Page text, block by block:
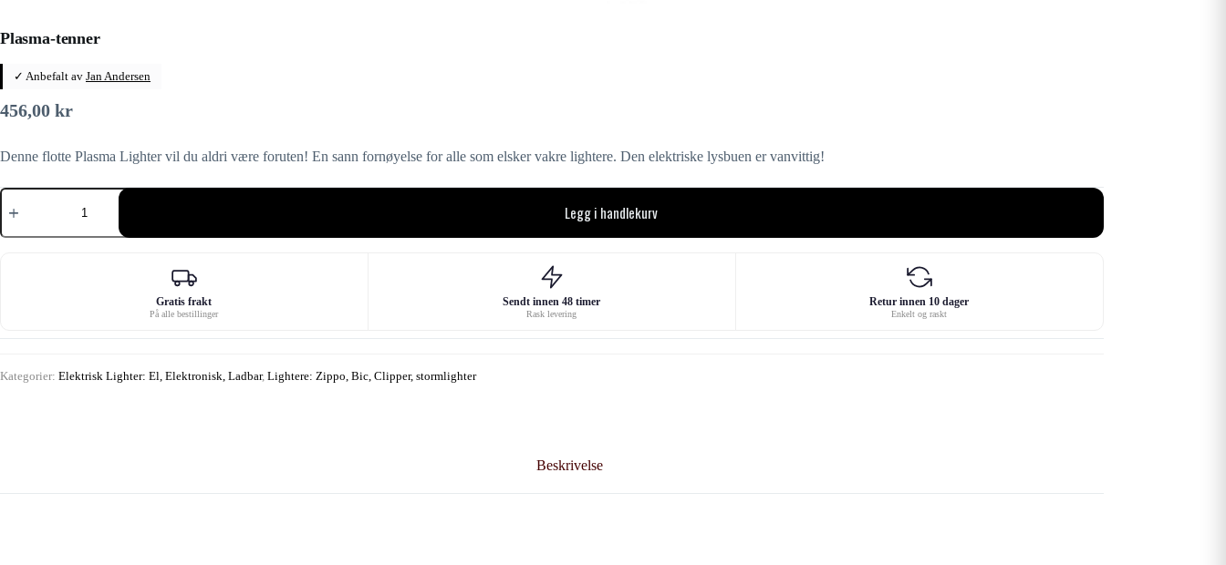
Plasma-tenner
✓ Anbefalt av Jan Andersen
456,00 kr
Denne flotte Plasma Lighter vil du aldri være foruten! En sann fornøyelse for alle som elsker vakre lightere. Den elektriske lysbuen er vanvittig!
Plasma-
tenner
Legg i handlekurv
Gratis frakt
På alle bestillinger
Sendt innen 48 timer
Rask levering
Retur innen 10 dager
Enkelt og raskt
Kategorier: Elektrisk Lighter: El, Elektronisk, Ladbar, Lightere: Zippo, Bic, Clipper, stormlighter
Beskrivelse